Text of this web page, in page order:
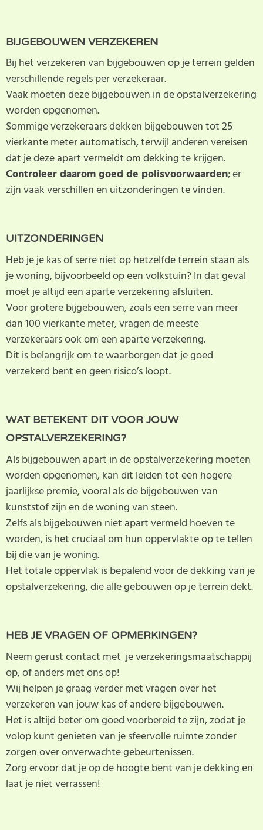
BIJGEBOUWEN VERZEKEREN
Bij het verzekeren van bijgebouwen op je terrein gelden
verschillende regels per verzekeraar.
Vaak moeten deze bijgebouwen in de opstalverzekering
worden opgenomen.
Sommige verzekeraars dekken bijgebouwen tot 25
vierkante meter automatisch, terwijl anderen vereisen
dat je deze apart vermeldt om dekking te krijgen.
Controleer daarom goed de polisvoorwaarden; er
zijn vaak verschillen en uitzonderingen te vinden.
UITZONDERINGEN
Heb je je kas of serre niet op hetzelfde terrein staan als
je woning, bijvoorbeeld op een volkstuin? In dat geval
moet je altijd een aparte verzekering afsluiten.
Voor grotere bijgebouwen, zoals een serre van meer
dan 100 vierkante meter, vragen de meeste
verzekeraars ook om een aparte verzekering.
Dit is belangrijk om te waarborgen dat je goed
verzekerd bent en geen risico’s loopt.
WAT BETEKENT DIT VOOR JOUW
OPSTALVERZEKERING?
Als bijgebouwen apart in de opstalverzekering moeten
worden opgenomen, kan dit leiden tot een hogere
jaarlijkse premie, vooral als de bijgebouwen van
kunststof zijn en de woning van steen.
Zelfs als bijgebouwen niet apart vermeld hoeven te
worden, is het cruciaal om hun oppervlakte op te tellen
bij die van je woning.
Het totale oppervlak is bepalend voor de dekking van je
opstalverzekering, die alle gebouwen op je terrein dekt.
HEB JE VRAGEN OF OPMERKINGEN?
Neem gerust contact met je verzekeringsmaatschappij
op, of anders met ons op!
Wij helpen je graag verder met vragen over het
verzekeren van jouw kas of andere bijgebouwen.
Het is altijd beter om goed voorbereid te zijn, zodat je
volop kunt genieten van je sfeervolle ruimte zonder
zorgen over onverwachte gebeurtenissen.
Zorg ervoor dat je op de hoogte bent van je dekking en
laat je niet verrassen!